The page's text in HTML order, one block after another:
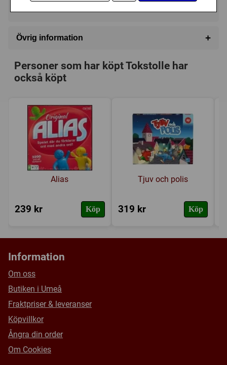
Övrig information +
Kategori: Frågor
Tillverkare:
Personer som har köpt Tokstolle har
också köpt
Alias
239 kr Köp
Tjuv och polis
319 kr Köp
Information
Om oss
Butiken i Umeå
Fraktpriser & leveranser
Köpvillkor
Ångra din order
Om Cookies